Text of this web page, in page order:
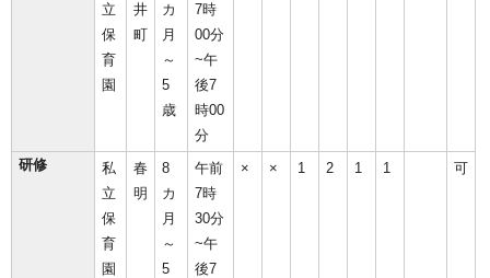
立
保
育
園
井
町
カ
月
～
5
歳
7時
00分
~午
後7
時00
分
研修
私
立
保
育
園
春
明
8
カ
月
～
5
午前
7時
30分
~午
後7
× × 1 2 1 1 可